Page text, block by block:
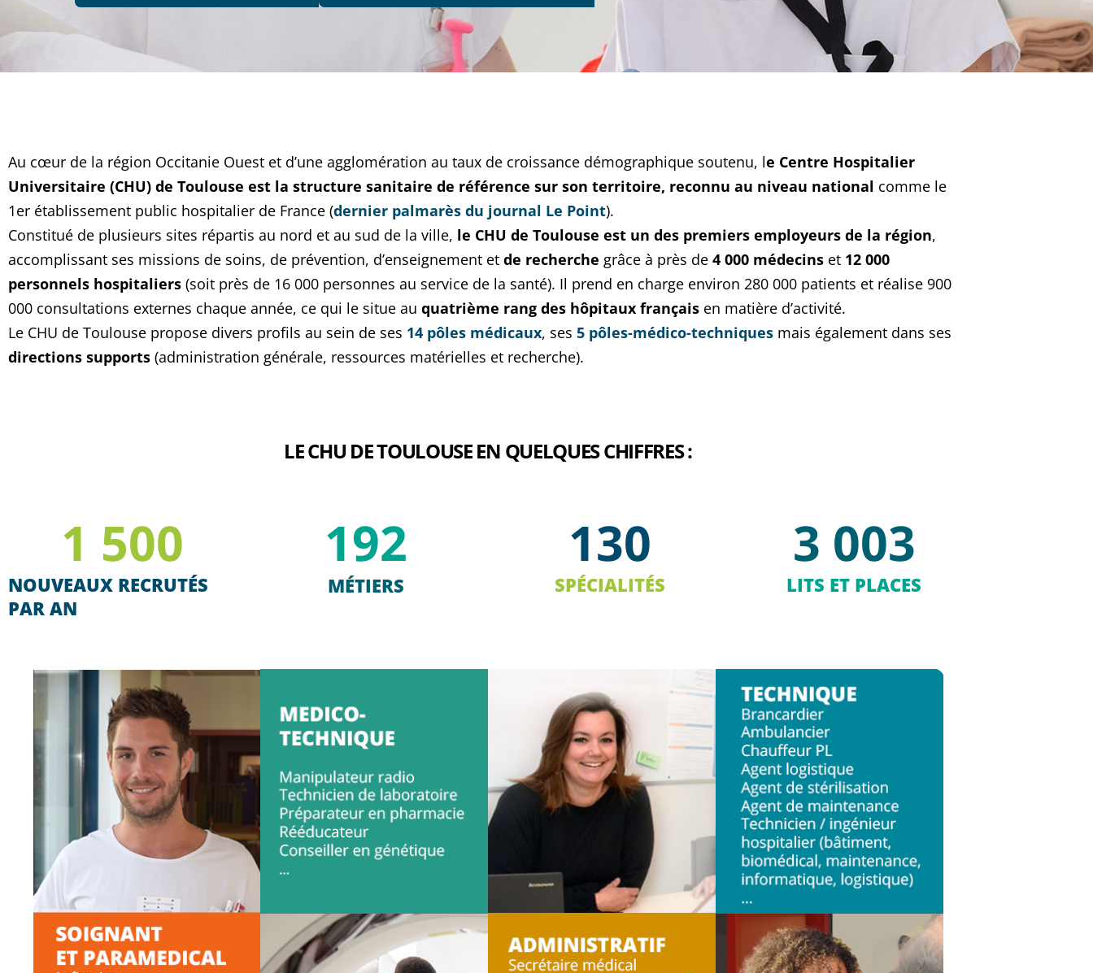
Au cœur de la région Occitanie Ouest et d’une agglomération au taux de croissance démographique soutenu, le Centre Hospitalier
Universitaire (CHU) de Toulouse est la structure sanitaire de référence sur son territoire, reconnu au niveau national comme le
1er établissement public hospitalier de France (dernier palmarès du journal Le Point).
Constitué de plusieurs sites répartis au nord et au sud de la ville, le CHU de Toulouse est un des premiers employeurs de la région,
accomplissant ses missions de soins, de prévention, d’enseignement et de recherche grâce à près de 4 000 médecins et 12 000
personnels hospitaliers (soit près de 16 000 personnes au service de la santé). Il prend en charge environ 280 000 patients et réalise 900
000 consultations externes chaque année, ce qui le situe au quatrième rang des hôpitaux français en matière d’activité.
Le CHU de Toulouse propose divers profils au sein de ses 14 pôles médicaux, ses 5 pôles-médico-techniques mais également dans ses
directions supports (administration générale, ressources matérielles et recherche).
LE CHU DE TOULOUSE EN QUELQUES CHIFFRES :
NOUVEAUX RECRUTÉS
PAR AN
1 500
MÉTIERS
192
SPÉCIALITÉS
130
LITS ET PLACES
3 003